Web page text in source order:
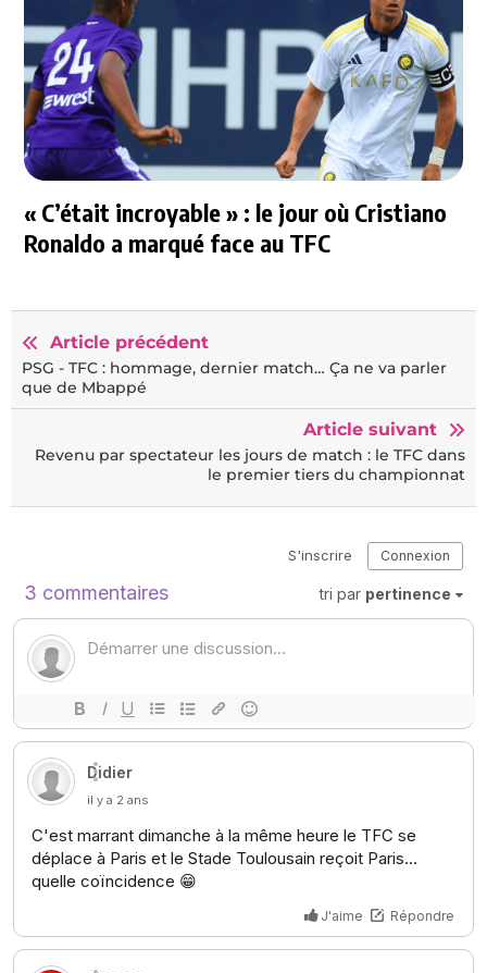
« C’était incroyable » : le jour où Cristiano
Ronaldo a marqué face au TFC
Article précédent
PSG - TFC : hommage, dernier match… Ça ne va parler
que de Mbappé
Article suivant
Revenu par spectateur les jours de match : le TFC dans
le premier tiers du championnat